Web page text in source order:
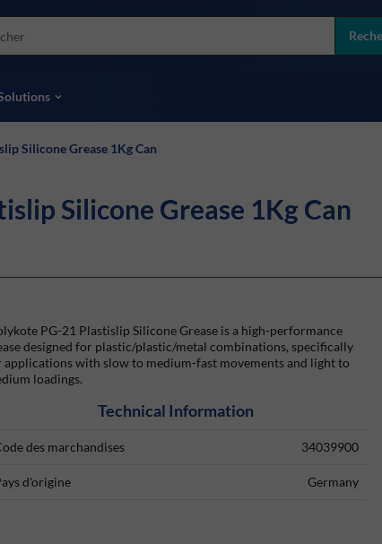
Silicone Grease 1Kg Can
Silicone Grease 1Kg Can
PG-21 Plastislip Silicone Grease is a high-performance
designed for plastic/plastic/metal combinations, specifically
applications with slow to medium-fast movements and light to
loadings.
Technical Information
des marchandises 34039900
d'origine Germany